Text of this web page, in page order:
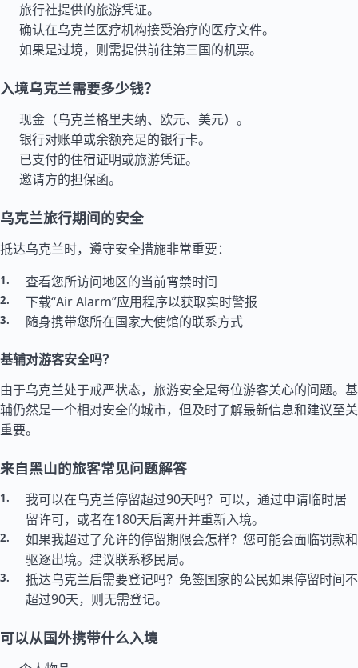
旅行社提供的旅游凭证。
确认在乌克兰医疗机构接受治疗的医疗文件。
如果是过境，则需提供前往第三国的机票。
入境乌克兰需要多少钱？
现金（乌克兰格里夫纳、欧元、美元）。
银行对账单或余额充足的银行卡。
已支付的住宿证明或旅游凭证。
邀请方的担保函。
乌克兰旅行期间的安全
抵达乌克兰时，遵守安全措施非常重要：
查看您所访问地区的当前宵禁时间
下载“Air Alarm”应用程序以获取实时警报
随身携带您所在国家大使馆的联系方式
基辅对游客安全吗？
由于乌克兰处于戒严状态，旅游安全是每位游客关心的问题。基
辅仍然是一个相对安全的城市，但及时了解最新信息和建议至关
重要。
来自黑山的旅客常见问题解答
我可以在乌克兰停留超过90天吗？可以，通过申请临时居
留许可，或者在180天后离开并重新入境。
如果我超过了允许的停留期限会怎样？您可能会面临罚款和
驱逐出境。建议联系移民局。
抵达乌克兰后需要登记吗？免签国家的公民如果停留时间不
超过90天，则无需登记。
可以从国外携带什么入境